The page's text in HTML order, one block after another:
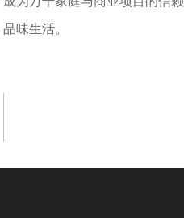
味生活。